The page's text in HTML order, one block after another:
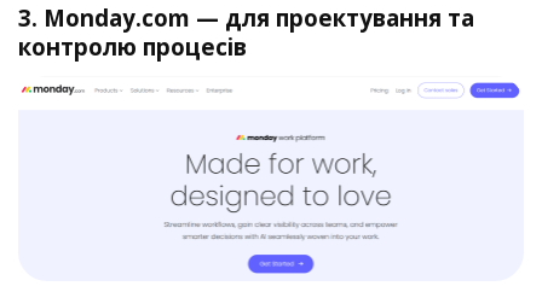
3. Monday.com — для проектування та
контролю процесів